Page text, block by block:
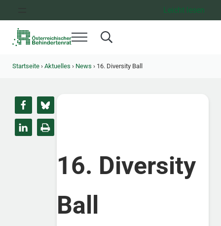
Leicht lesen
Menü Search...
Startseite › Aktuelles › News ›16. Diversity Ball
16. Diversity
Ball